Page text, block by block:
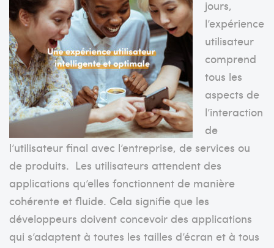
jours,
l’expérience
utilisateur
comprend
tous les
aspects de
l’interaction
de
l’utilisateur final avec l’entreprise, de services ou
de produits. Les utilisateurs attendent des
applications qu’elles fonctionnent de manière
cohérente et fluide. Cela signifie que les
développeurs doivent concevoir des applications
qui s’adaptent à toutes les tailles d’écran et à tous